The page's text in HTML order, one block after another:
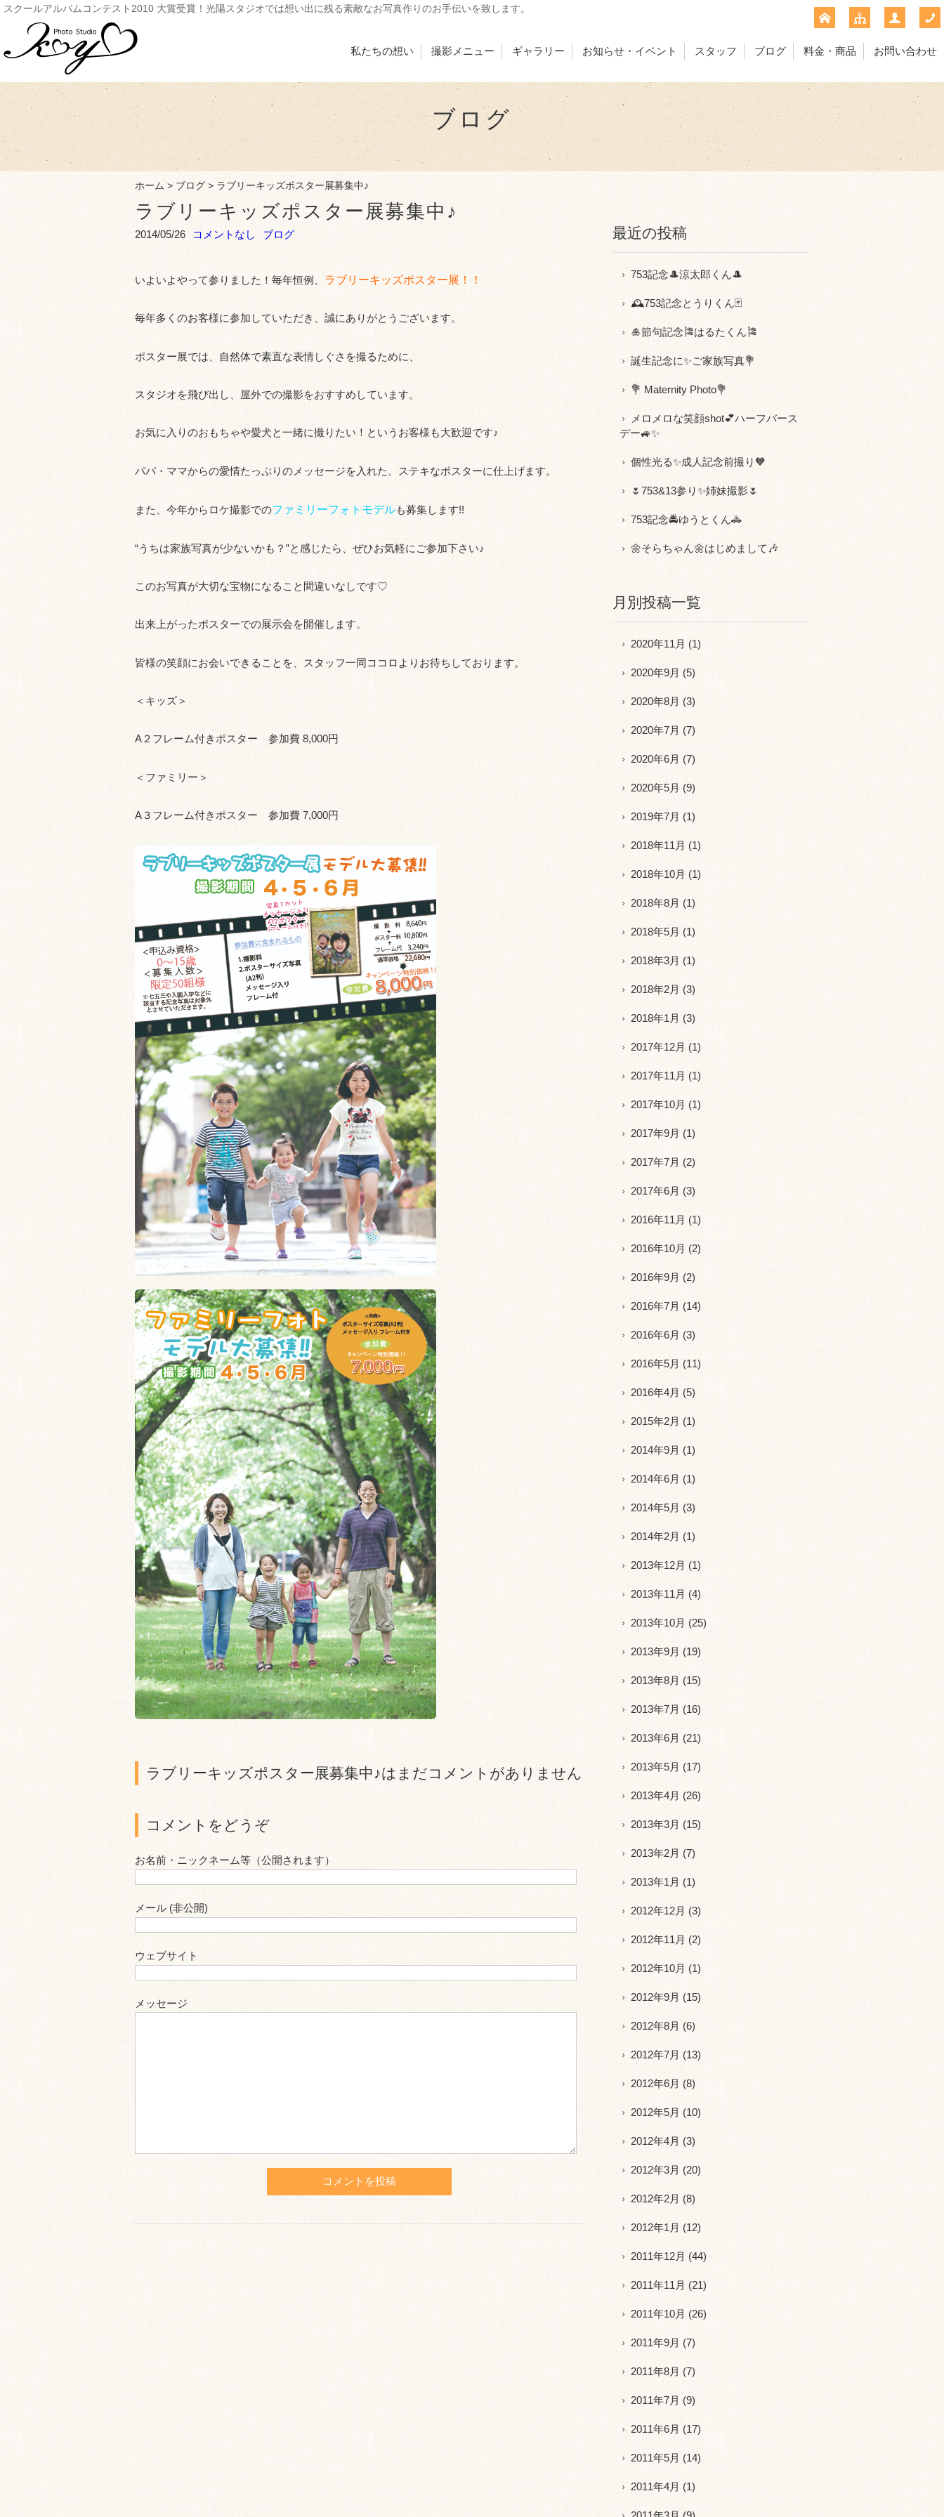
スクールアルバムコンテスト2010 大賞受賞！光陽スタジオでは想い出に残る素敵なお写真作りのお手伝いを致します。
私たちの想い 撮影メニュー ギャラリー お知らせ・イベント スタッフ ブログ 料金・商品 お問い合わせ
ブログ
ホーム > ブログ > ラブリーキッズポスター展募集中♪
ラブリーキッズポスター展募集中♪
2014/05/26 コメントなし ブログ
いよいよやって参りました！毎年恒例、 ラブリーキッズポスター展！！
毎年多くのお客様に参加していただき、誠にありがとうございます。
ポスター展では、自然体で素直な表情しぐさを撮るために、
スタジオを飛び出し、屋外での撮影をおすすめしています。
お気に入りのおもちゃや愛犬と一緒に撮りたい！というお客様も大歓迎です♪
パパ・ママからの愛情たっぷりのメッセージを入れた、ステキなポスターに仕上げます。
また、今年からロケ撮影でのファミリーフォトモデルも募集します!!
“うちは家族写真が少ないかも？”と感じたら、ぜひお気軽にご参加下さい♪
このお写真が大切な宝物になること間違いなしです♡
出来上がったポスターでの展示会を開催します。
皆様の笑顔にお会いできることを、スタッフ一同ココロよりお待ちしております。
＜キッズ＞
A２フレーム付きポスター 参加費 8,000円
＜ファミリー＞
A３フレーム付きポスター 参加費 7,000円
ラブリーキッズポスター展募集中♪はまだコメントがありません
コメントをどうぞ
お名前・ニックネーム等（公開されます）
メール (非公開)
ウェブサイト
メッセージ
最近の投稿
753記念🎩涼太郎くん🎩
🕰753記念とうりくん🃏
🎍節句記念🎏はるたくん🎏
誕生記念に✨ご家族写真💐
💐 Maternity Photo💐
メロメロな笑顔shot💕ハーフバース
デー🚙✨
個性光る✨成人記念前撮り🧡
🌷753&13参り✨姉妹撮影🌷
753記念🚔ゆうとくん🚓
🌼そらちゃん🌼はじめまして🎶
月別投稿一覧
2020年11月 (1)
2020年9月 (5)
2020年8月 (3)
2020年7月 (7)
2020年6月 (7)
2020年5月 (9)
2019年7月 (1)
2018年11月 (1)
2018年10月 (1)
2018年8月 (1)
2018年5月 (1)
2018年3月 (1)
2018年2月 (3)
2018年1月 (3)
2017年12月 (1)
2017年11月 (1)
2017年10月 (1)
2017年9月 (1)
2017年7月 (2)
2017年6月 (3)
2016年11月 (1)
2016年10月 (2)
2016年9月 (2)
2016年7月 (14)
2016年6月 (3)
2016年5月 (11)
2016年4月 (5)
2015年2月 (1)
2014年9月 (1)
2014年6月 (1)
2014年5月 (3)
2014年2月 (1)
2013年12月 (1)
2013年11月 (4)
2013年10月 (25)
2013年9月 (19)
2013年8月 (15)
2013年7月 (16)
2013年6月 (21)
2013年5月 (17)
2013年4月 (26)
2013年3月 (15)
2013年2月 (7)
2013年1月 (1)
2012年12月 (3)
2012年11月 (2)
2012年10月 (1)
2012年9月 (15)
2012年8月 (6)
2012年7月 (13)
2012年6月 (8)
2012年5月 (10)
2012年4月 (3)
2012年3月 (20)
2012年2月 (8)
2012年1月 (12)
2011年12月 (44)
2011年11月 (21)
2011年10月 (26)
2011年9月 (7)
2011年8月 (7)
2011年7月 (9)
2011年6月 (17)
2011年5月 (14)
2011年4月 (1)